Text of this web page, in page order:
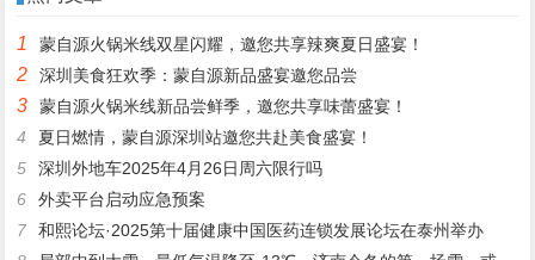
1 蒙自源火锅米线双星闪耀，邀您共享辣爽夏日盛宴！
2 深圳美食狂欢季：蒙自源新品盛宴邀您品尝
3
蒙自源火锅米线新品尝鲜季，邀您共享味蕾盛宴！
4
夏日燃情，蒙自源深圳站邀您共赴美食盛宴！
5
深圳外地车2025年4月26日周六限行吗
6
外卖平台启动应急预案
7
和熙论坛·2025第十届健康中国医药连锁发展论坛在泰州举办